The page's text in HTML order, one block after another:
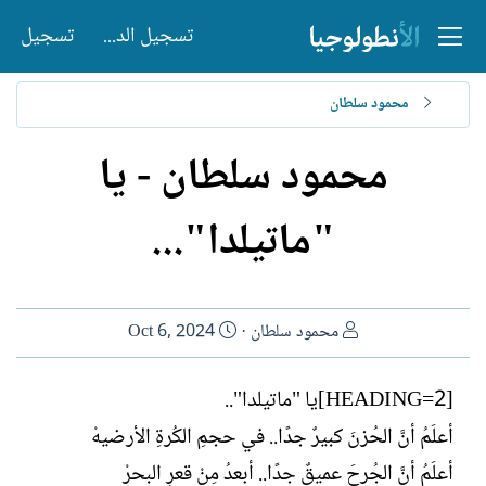
تسجيل الدخول تسجيل
محمود سلطان
محمود سلطان - يا
"ماتيلدا"...
ا
ل
ا
ت
محمود سلطان
ت
ا
خ
Oct 6, 2024
[HEADING=2]يا "ماتيلدا"..
أعلَمُ أنَّ الحُزنَ كبيرٌ جدًا.. في حجمِ الكُرةِ الأرضيهْ
أعلَمُ أنَّ الجُرحَ عميقٌ جدًا.. أبعدُ مِنْ قعرِ البحرْ